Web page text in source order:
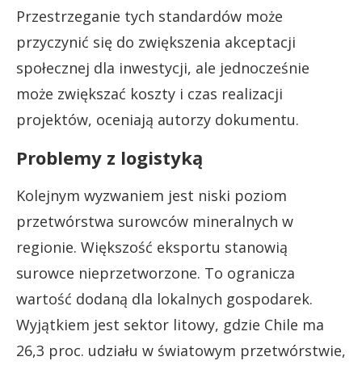
Przestrzeganie tych standardów może
przyczynić się do zwiększenia akceptacji
społecznej dla inwestycji, ale jednocześnie
może zwiększać koszty i czas realizacji
projektów, oceniają autorzy dokumentu.
Problemy z logistyką
Kolejnym wyzwaniem jest niski poziom
przetwórstwa surowców mineralnych w
regionie. Większość eksportu stanowią
surowce nieprzetworzone. To ogranicza
wartość dodaną dla lokalnych gospodarek.
Wyjątkiem jest sektor litowy, gdzie Chile ma
26,3 proc. udziału w światowym przetwórstwie,